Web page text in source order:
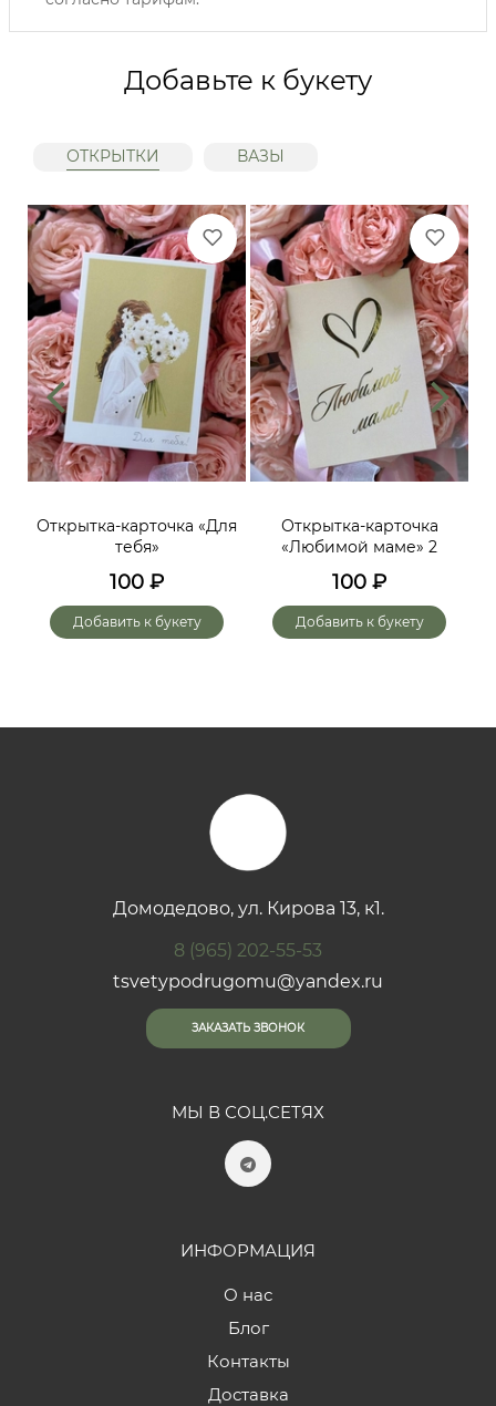
Добавьте к букету
ОТКРЫТКИ ВАЗЫ
Открытка-карточка «Для
тебя»
100 ₽
Добавить к букету
Открытка-карточка
«Любимой маме» 2
100 ₽
Добавить к букету
Домодедово, ул. Кирова 13, к1.
8 (965) 202-55-53
tsvetypodrugomu@yandex.ru
ЗАКАЗАТЬ ЗВОНОК
МЫ В СОЦ.СЕТЯХ
ИНФОРМАЦИЯ
О нас
Блог
Контакты
Доставка